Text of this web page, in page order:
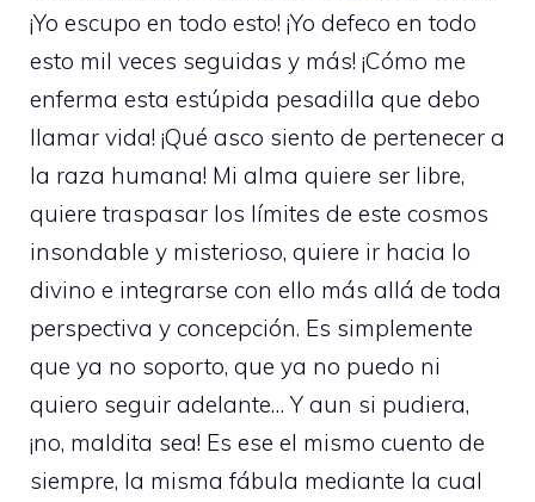
¡Yo escupo en todo esto! ¡Yo defeco en todo
esto mil veces seguidas y más! ¡Cómo me
enferma esta estúpida pesadilla que debo
llamar vida! ¡Qué asco siento de pertenecer a
la raza humana! Mi alma quiere ser libre,
quiere traspasar los límites de este cosmos
insondable y misterioso, quiere ir hacia lo
divino e integrarse con ello más allá de toda
perspectiva y concepción. Es simplemente
que ya no soporto, que ya no puedo ni
quiero seguir adelante… Y aun si pudiera,
¡no, maldita sea! Es ese el mismo cuento de
siempre, la misma fábula mediante la cual